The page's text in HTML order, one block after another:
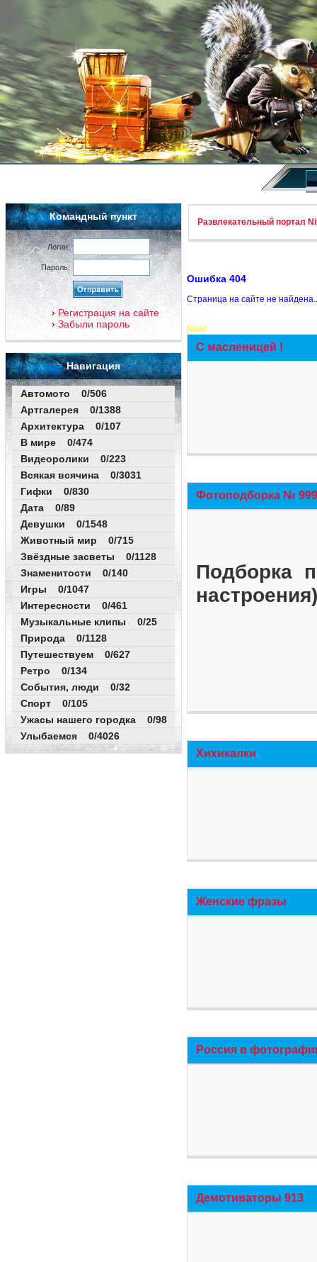
Командный пункт
Логин:
Пароль:
Регистрация на сайте
Забыли пароль
Навигация
Автомото 0/506
Артгалерея 0/1388
Архитектура 0/107
В мире 0/474
Видеоролики 0/223
Всякая всячина 0/3031
Гифки 0/830
Дата 0/89
Девушки 0/1548
Животный мир 0/715
Звёздные засветы 0/1128
Знаменитости 0/140
Игры 0/1047
Интересности 0/461
Музыкальные клипы 0/25
Природа 0/1128
Путешествуем 0/627
Ретро 0/134
События, люди 0/32
Спорт 0/105
Ужасы нашего городка 0/98
Улыбаемся 0/4026
Развлекательный портал
Ошибка 404
Страница на сайте не
New!
С масленицей !
Фотоподборка №
Подборка
Хихикалки
Женские фразы
Россия в
Демотиваторы 913